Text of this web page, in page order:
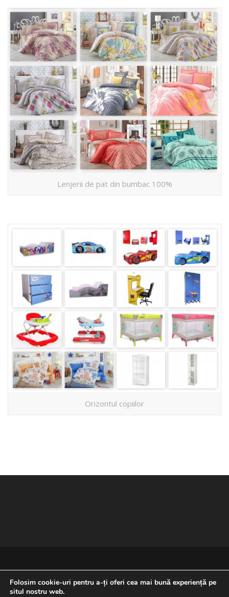
Lenjerii de pat din bumbac 100%
Orizontul copiilor
Folosim cookie-uri pentru a-ți oferi cea mai bună experiență pe
situl nostru web.